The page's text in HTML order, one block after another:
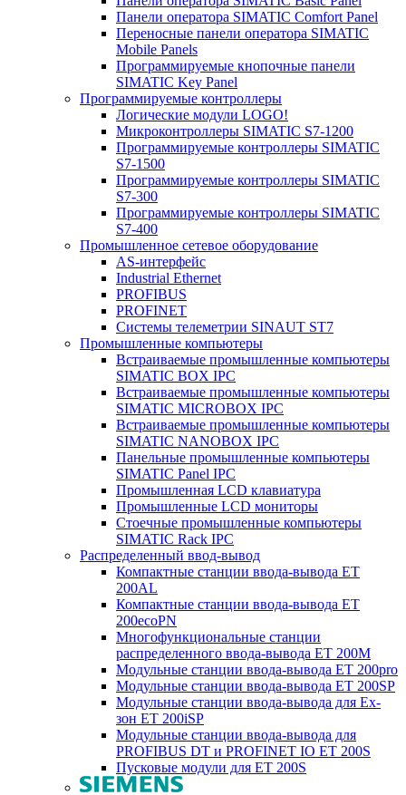
Панели оператора SIMATIC Comfort Panel
Переносные панели оператора SIMATIC
Mobile Panels
Программируемые кнопочные панели
SIMATIC Key Panel
Программируемые контроллеры
Логические модули LOGO!
Микроконтроллеры SIMATIC S7-1200
Программируемые контроллеры SIMATIC
S7-1500
Программируемые контроллеры SIMATIC
S7-300
Программируемые контроллеры SIMATIC
S7-400
Промышленное сетевое оборудование
AS-интерфейс
Industrial Ethernet
PROFIBUS
PROFINET
Системы телеметрии SINAUT ST7
Промышленные компьютеры
Встраиваемые промышленные компьютеры
SIMATIC BOX IPC
Встраиваемые промышленные компьютеры
SIMATIC MICROBOX IPC
Встраиваемые промышленные компьютеры
SIMATIC NANOBOX IPC
Панельные промышленные компьютеры
SIMATIC Panel IPC
Промышленная LCD клавиатура
Промышленные LCD мониторы
Стоечные промышленные компьютеры
SIMATIC Rack IPC
Распределенный ввод-вывод
Компактные станции ввода-вывода ET
200AL
Компактные станции ввода-вывода ET
200ecoPN
Многофункциональные станции
распределенного ввода-вывода ET 200M
Модульные станции ввода-вывода ET 200pro
Модульные станции ввода-вывода ET 200SP
Модульные станции ввода-вывода для Ex-
зон ET 200iSP
Модульные станции ввода-вывода для
PROFIBUS DT и PROFINET IO ET 200S
Пусковые модули для ET 200S